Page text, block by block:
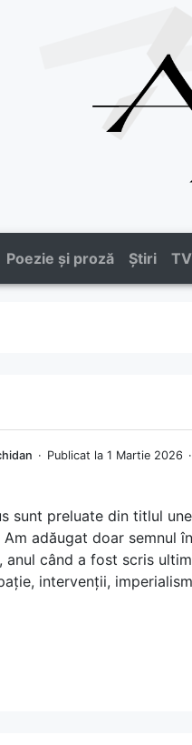
Poezie și proză Știri TV
Publicat la 1 Martie 2026
sunt preluate din titlul
Am adăugat doar semnul
anul când a fost scris
intervenții,